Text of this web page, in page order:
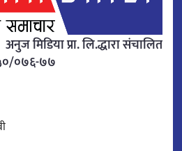
अनुज मिडिया प्रा. लि.द्धारा संचालित
०७६-७७